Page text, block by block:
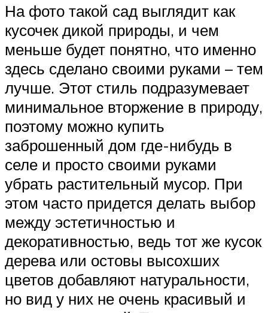
На фото такой сад выглядит как
кусочек дикой природы, и чем
меньше будет понятно, что именно
здесь сделано своими руками – тем
лучше. Этот стиль подразумевает
минимальное вторжение в природу,
поэтому можно купить
заброшенный дом где-нибудь в
селе и просто своими руками
убрать растительный мусор. При
этом часто придется делать выбор
между эстетичностью и
декоративностью, ведь тот же кусок
дерева или остовы высохших
цветов добавляют натуральности,
но вид у них не очень красивый и